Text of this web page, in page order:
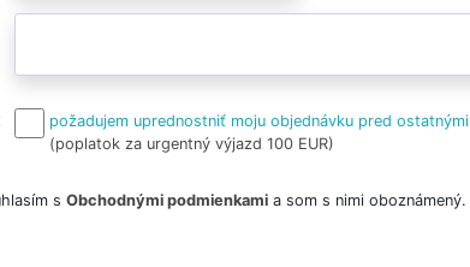
požadujem uprednostniť moju objednávku pred ostatnými
(poplatok za urgentný výjazd 100 EUR)
s Obchodnými podmienkamia som s nimi oboznámený.